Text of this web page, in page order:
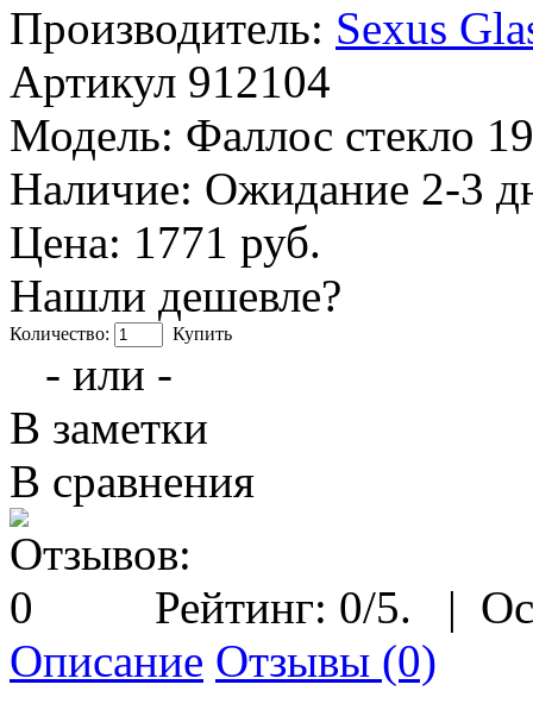
Производитель: Sexus
Артикул 912104
Модель: Фаллос стекло
Наличие: Ожидание 2-3
Цена: 1771 руб.
Нашли дешевле?
Количество: Купить
- или -
В заметки
В сравнения
Рейтинг: 0/5. |
Описание Отзывы (0)